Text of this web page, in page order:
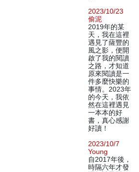
2023/10/23
偷泥
2019年的某
天，我在這裡
遇見了薩豐的
風之影，便開
啟了我的閱讀
之路，才知道
原來閱讀是一
件多麼快樂的
事情。2023年
的今天，我依
然在這裡遇見
一本本的好
書，真心感謝
好讀！
2023/10/7
Young
自2017年後，
時隔六年才發